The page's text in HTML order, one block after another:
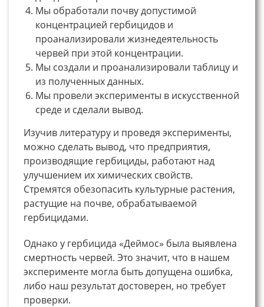
Мы обработали почву допустимой
концентрацией гербицидов и
проанализировали жизнедеятельность
червей при этой концентрации.
Мы создали и проанализировали таблицу и
из полученных данных.
Мы провели эксперименты в искусственной
среде и сделали вывод.
Изучив литературу и проведя эксперименты,
можно сделать вывод, что предприятия,
производящие гербициды, работают над
улучшением их химических свойств.
Стремятся обезопасить культурные растения,
растущие на почве, обрабатываемой
гербицидами.
Однако у гербицида «Деймос» была выявлена
смертность червей. Это значит, что в нашем
эксперименте могла быть допущена ошибка,
либо наш результат достоверен, но требует
проверки.